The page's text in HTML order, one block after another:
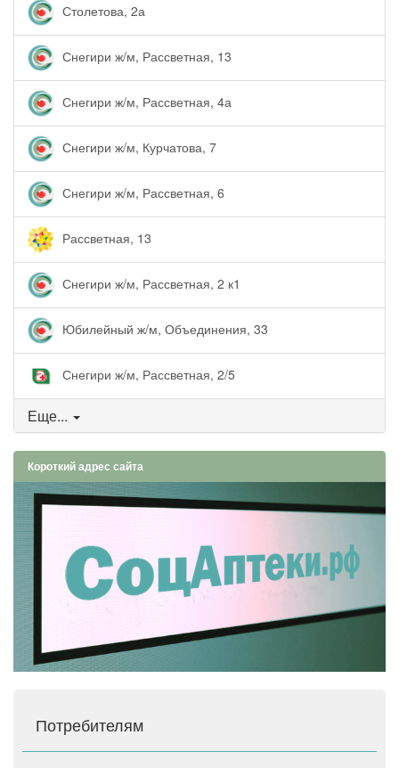
Столетова, 2а
Снегири ж/м, Рассветная, 13
Снегири ж/м, Рассветная, 4а
Снегири ж/м, Курчатова, 7
Снегири ж/м, Рассветная, 6
Рассветная, 13
Снегири ж/м, Рассветная, 2 к1
Юбилейный ж/м, Объединения, 33
Снегири ж/м, Рассветная, 2/5
Еще...
Короткий адрес сайта
Потребителям